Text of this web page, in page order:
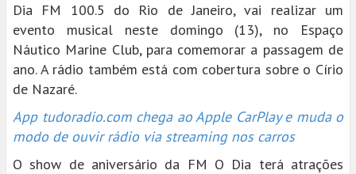
Dia FM 100.5 do Rio de Janeiro, vai realizar um
evento musical neste domingo (13), no Espaço
Náutico Marine Club, para comemorar a passagem de
ano. A rádio também está com cobertura sobre o Círio
de Nazaré.
App tudoradio.com chega ao Apple CarPlay e muda o
modo de ouvir rádio via streaming nos carros
O show de aniversário da FM O Dia terá atrações